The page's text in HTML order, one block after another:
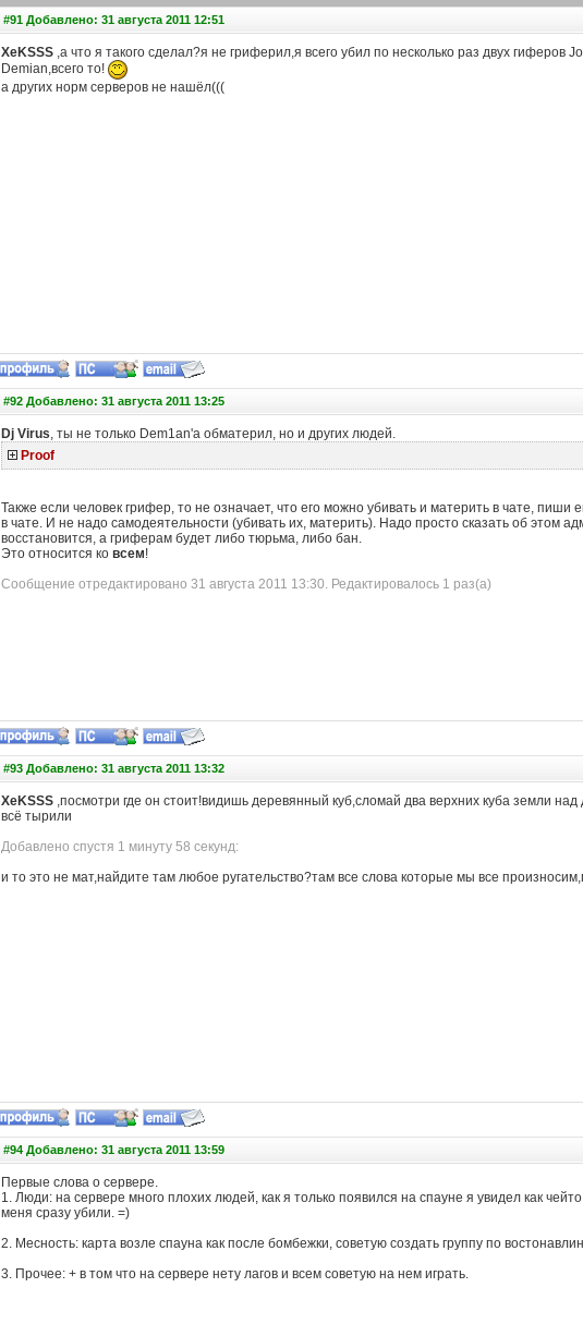
#91 Добавлено: 31 августа 2011 12:51
XeKSSS ,а что я такого сделал?я не гриферил,я всего убил по несколько раз двух гиферов
Demian,всего то!
а других норм серверов не нашёл(((
#92 Добавлено: 31 августа 2011 13:25
Dj Virus, ты не только Dem1an'a обматерил, но и других людей.
Proof
Также если человек грифер, то не означает, что его можно убивать и материть в чате,
в чате. И не надо самодеятельности (убивать их, материть). Надо просто сказать об этом
восстановится, а гриферам будет либо тюрьма, либо бан.
Это относится ко всем!
Сообщение отредактировано 31 августа 2011 13:30. Редактировалось 1 раз(а)
#93 Добавлено: 31 августа 2011 13:32
XeKSSS ,посмотри где он стоит!видишь деревянный куб,сломай два верхних куба земли
всё тырили
Добавлено спустя 1 минуту 58 секунд:
и то это не мат,найдите там любое ругательство?там все слова которые мы все
#94 Добавлено: 31 августа 2011 13:59
Первые слова о сервере.
1. Люди: на сервере много плохих людей, как я только появился на спауне я увидел как
меня сразу убили. =)
2. Месность: карта возле спауна как после бомбежки, советую создать группу по
3. Прочее: + в том что на сервере нету лагов и всем советую на нем играть.